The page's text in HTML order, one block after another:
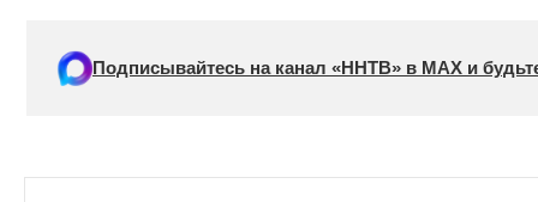
Подписывайтесь на канал «ННТВ» в МАХ и